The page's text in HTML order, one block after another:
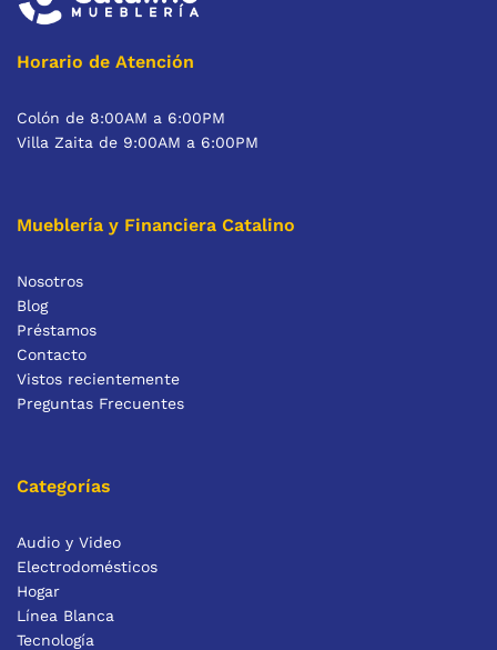
Horario de Atención
Colón de 8:00AM a 6:00PM
Villa Zaita de 9:00AM a 6:00PM
Mueblería y Financiera Catalino
Nosotros
Blog
Préstamos
Contacto
Vistos recientemente
Preguntas Frecuentes
Categorías
Audio y Video
Electrodomésticos
Hogar
Línea Blanca
Tecnología